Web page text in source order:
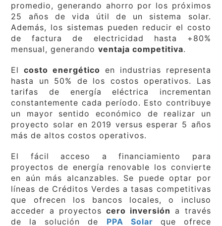
promedio, generando ahorro por los próximos
25 años de vida útil de un sistema solar.
Además, los sistemas pueden reducir el costo
de factura de electricidad hasta +80%
mensual, generandoventaja competitiva.
Elcosto energético en industrias representa
hasta un 50% de los costos operativos. Las
tarifas de energía eléctrica incrementan
constantemente cada período. Esto contribuye
un mayor sentido económico de realizar un
proyecto solar en 2019 versus esperar 5 años
más de altos costos operativos.
El fácil acceso a financiamiento para
proyectos de energía renovable los convierte
en aún más alcanzables. Se puede optar por
líneas de Créditos Verdes a tasas competitivas
que ofrecen los bancos locales, o incluso
acceder a proyectos cero inversión a través
de la solución de PPA Solar
que ofrece